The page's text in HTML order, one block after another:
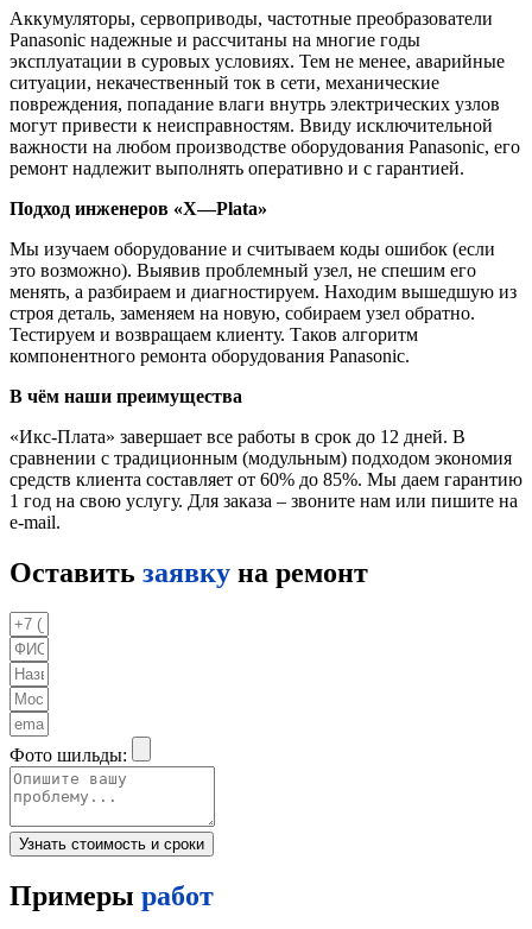
Аккумуляторы, сервоприводы, частотные преобразователи
Panasonic надежные и рассчитаны на многие годы
эксплуатации в суровых условиях. Тем не менее, аварийные
ситуации, некачественный ток в сети, механические
повреждения, попадание влаги внутрь электрических узлов
могут привести к неисправностям. Ввиду исключительной
важности на любом производстве оборудования Panasonic, его
ремонт надлежит выполнять оперативно и с гарантией.
Подход инженеров «X—Plata»
Мы изучаем оборудование и считываем коды ошибок (если
это возможно). Выявив проблемный узел, не спешим его
менять, а разбираем и диагностируем. Находим вышедшую из
строя деталь, заменяем на новую, собираем узел обратно.
Тестируем и возвращаем клиенту. Таков алгоритм
компонентного ремонта оборудования Panasonic.
В чём наши преимущества
«Икс-Плата» завершает все работы в срок до 12 дней. В
сравнении с традиционным (модульным) подходом экономия
средств клиента составляет от 60% до 85%. Мы даем гарантию
1 год на свою услугу. Для заказа – звоните нам или пишите на
e-mail.
Оставить заявку на ремонт
Фото шильды:
Узнать стоимость и сроки
Примеры работ